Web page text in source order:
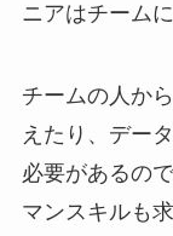
ニアはチーム
チームの人か
えたり、デー
必要があるの
マンスキルも